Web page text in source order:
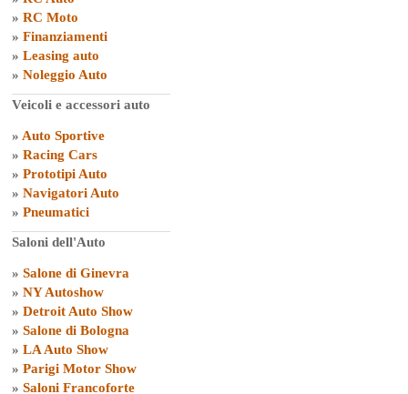
» RC Moto
» Finanziamenti
» Leasing auto
» Noleggio Auto
Veicoli e accessori auto
» Auto Sportive
» Racing Cars
» Prototipi Auto
» Navigatori Auto
» Pneumatici
Saloni dell'Auto
» Salone di Ginevra
» NY Autoshow
» Detroit Auto Show
» Salone di Bologna
» LA Auto Show
» Parigi Motor Show
» Saloni Francoforte